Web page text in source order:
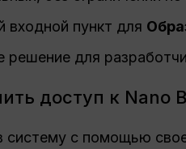
входной пункт для
решение для
доступ к Nano
систему с помощью